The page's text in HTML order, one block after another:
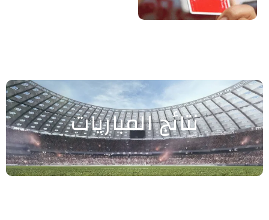
نتائج المباريات